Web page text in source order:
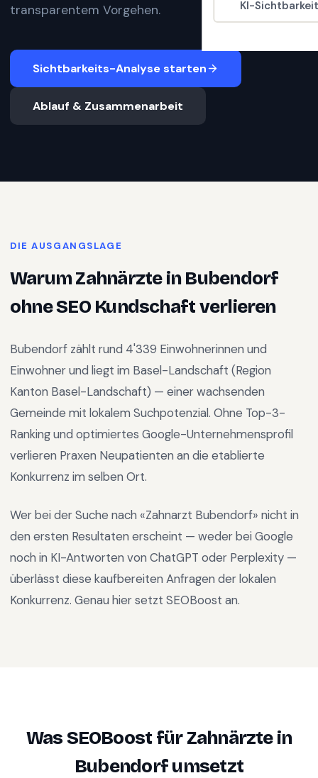
KI-
transparentem Vorgehen.
Sichtbarkeits-Analyse starten
Ablauf & Zusammenarbeit
DIE AUSGANGSLAGE
WarumZahnärzteinBubendorf
ohne SEO Kundschaft verlieren
Bubendorf zählt rund 4'339 Einwohnerinnen und
Einwohner und liegt im Basel-Landschaft (Region
Kanton Basel-Landschaft) — einer wachsenden
Gemeinde mit lokalem Suchpotenzial. Ohne Top-3-
Ranking und optimiertes Google-Unternehmensprofil
verlieren Praxen Neupatienten an die etablierte
Konkurrenz im selben Ort.
Wer bei der Suche nach «Zahnarzt Bubendorf» nicht in
den ersten Resultaten erscheint — weder bei Google
noch in KI-Antworten von ChatGPT oder Perplexity —
überlässt diese kaufbereiten Anfragen der lokalen
Konkurrenz. Genau hier setzt SEOBoost an.
Was SEOBoost fürZahnärztein
Bubendorfumsetzt